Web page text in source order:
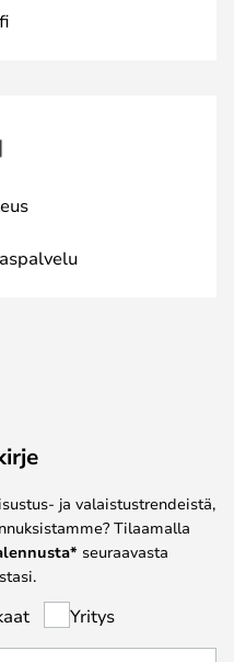
ja valaistustrendeistä,
Tilaamalla
seuraavasta
Yritys